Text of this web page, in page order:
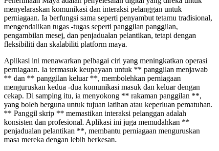
menyelaraskan komunikasi dan interaksi pelanggan untuk
perniagaan. Ia berfungsi sama seperti penyambut tetamu tradisional,
mengendalikan tugas -tugas seperti panggilan panggilan,
pengambilan mesej, dan penjadualan pelantikan, tetapi dengan
fleksibiliti dan skalabiliti platform maya.
Aplikasi ini menawarkan pelbagai ciri yang meningkatkan operasi
perniagaan. Ia termasuk keupayaan untuk ** panggilan menjawab
** dan ** panggilan keluar **, membolehkan perniagaan
menguruskan kedua -dua komunikasi masuk dan keluar dengan
cekap. Di samping itu, ia menyokong ** rakaman panggilan **,
yang boleh berguna untuk tujuan latihan atau keperluan pematuhan.
** Panggil skrip ** memastikan interaksi pelanggan adalah
konsisten dan profesional. Aplikasi ini juga memudahkan **
penjadualan pelantikan **, membantu perniagaan menguruskan
masa mereka dengan lebih berkesan.